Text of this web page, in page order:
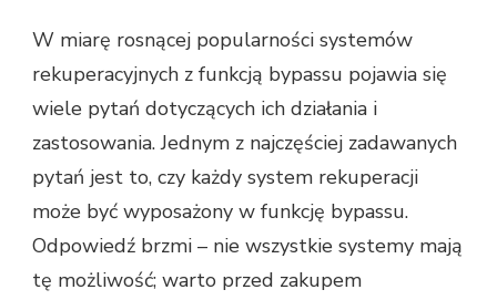
W miarę rosnącej popularności systemów
rekuperacyjnych z funkcją bypassu pojawia się
wiele pytań dotyczących ich działania i
zastosowania. Jednym z najczęściej zadawanych
pytań jest to, czy każdy system rekuperacji
może być wyposażony w funkcję bypassu.
Odpowiedź brzmi – nie wszystkie systemy mają
tę możliwość; warto przed zakupem